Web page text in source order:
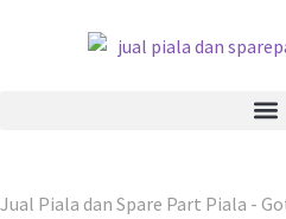
Jual Piala dan Spare Part Piala -